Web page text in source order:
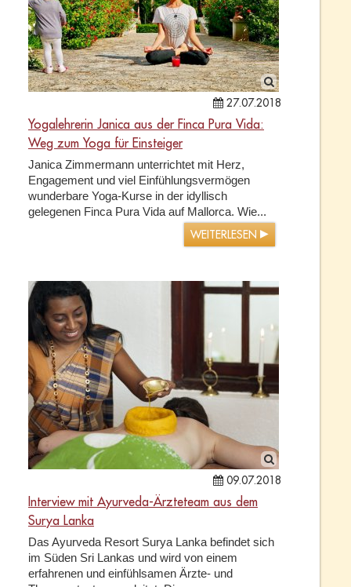
27.07.2018
Yogalehrerin Janica aus der Finca Pura Vida:
Weg zum Yoga für Einsteiger
Janica Zimmermann unterrichtet mit Herz,
Engagement und viel Einfühlungsvermögen
wunderbare Yoga-Kurse in der idyllisch
gelegenen Finca Pura Vida auf Mallorca. Wie...
WEITERLESEN
09.07.2018
Interview mit Ayurveda-Ärzteteam aus dem
Surya Lanka
Das Ayurveda Resort Surya Lanka befindet sich
im Süden Sri Lankas und wird von einem
erfahrenen und einfühlsamen Ärzte- und